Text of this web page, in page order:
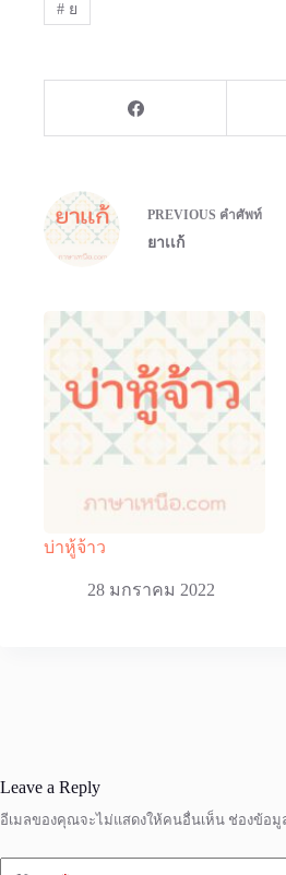
#ย
PREVIOUS คำศัพท์
ยาเเก้
บ่าหู้จ้าว
28 มกราคม 2022
Leave a Reply
อีเมลของคุณจะไม่แสดงให้คนอื่นเห็น ช่องข้อมู